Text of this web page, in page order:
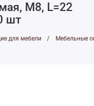
M8, L=22
шт
для мебели Мебельные